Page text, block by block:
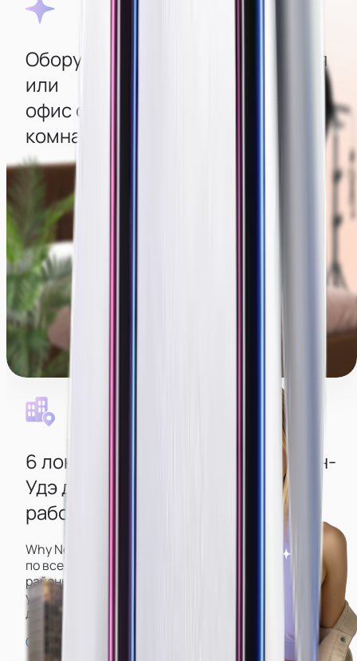
Оборудованная квартира‑студия
или
офис с изолированными
комнатами
Во всех комнатах создана атмосфера уюта, есть
стильный интерьер и мощные компьютеры с
большими современными мониторами
для удобства работы. Для качественной съемки
есть камеры, свет, дополнительная техника и
декор, создающие отличную картинку.
Смотреть фото мест →
6 локаций в разных районахУлан-
Удэдля удобной дороги до
работы из любого района
Why Not имеет большое количество вебкам-студий
по всему городу, включая центр и спальные
районы, что позволит вам подобрать наиболее
удобную и не тратить время на долгую дорогу
до работы и обратно.
Смотреть карту студий →